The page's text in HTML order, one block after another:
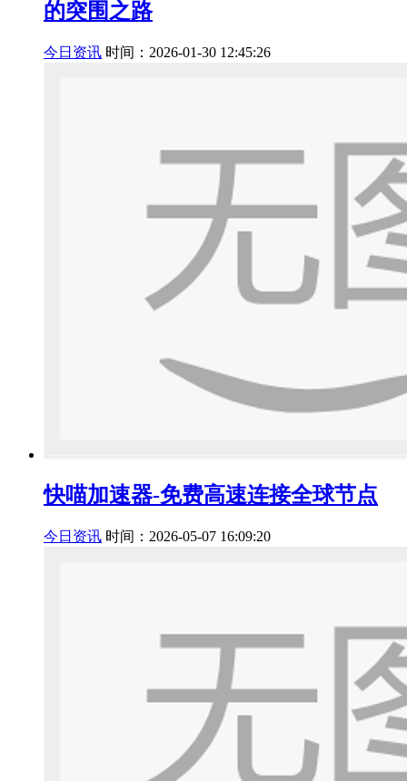
的突围之路
今日资讯 时间：2026-01-30 12:45:26
快喵加速器-免费高速连接全球节点
今日资讯 时间：2026-05-07 16:09:20